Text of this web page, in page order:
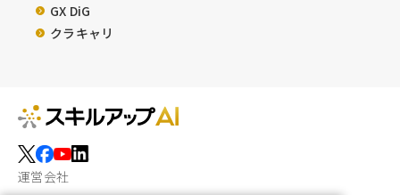
GX DiG
クラキャリ
運営会社